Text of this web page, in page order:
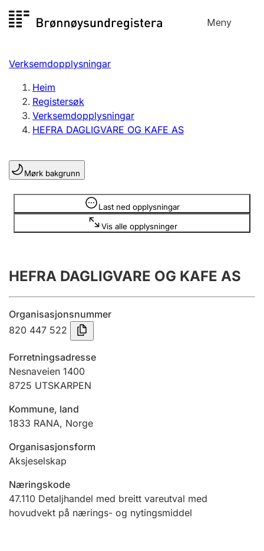
til
Meny
Registersøk
Aksjeselskap
Enkeltpersonføretak
Registrere, endre, slette
Lag og foreining
Registrere, endre, slette
Årsrekneskap
Innsending og forseinkingsgebyr
Jeger
Ektepaktrettleiaren
Andre tema
Verksemdopplysningar
Heim
Registersøk
Verksemdopplysningar
HEFRA DAGLIGVARE OG KAFE AS
Mørk bakgrunn
Last ned opplysningar
Vis alle opplysninger
Opplysninger er skjult
HEFRA DAGLIGVARE OG KAFE AS
Organisasjonsnummer
820 447 522
Forretningsadresse
Nesnaveien 1400
8725 UTSKARPEN
Kommune, land
1833 RANA, Norge
Organisasjonsform
Aksjeselskap
Næringskode
47.110 Detaljhandel med breitt vareutval med
hovudvekt på nærings- og nytingsmiddel